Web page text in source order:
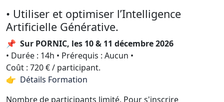
• Utiliser et optimiser l’Intelligence
Artificielle Générative.
📌 Sur PORNIC, les 10 & 11 décembre 2026
• Durée : 14h • Prérequis : Aucun •
Coût : 720 € / participant.
👉 Détails Formation
Nombre de participants limité. Pour s'inscrire